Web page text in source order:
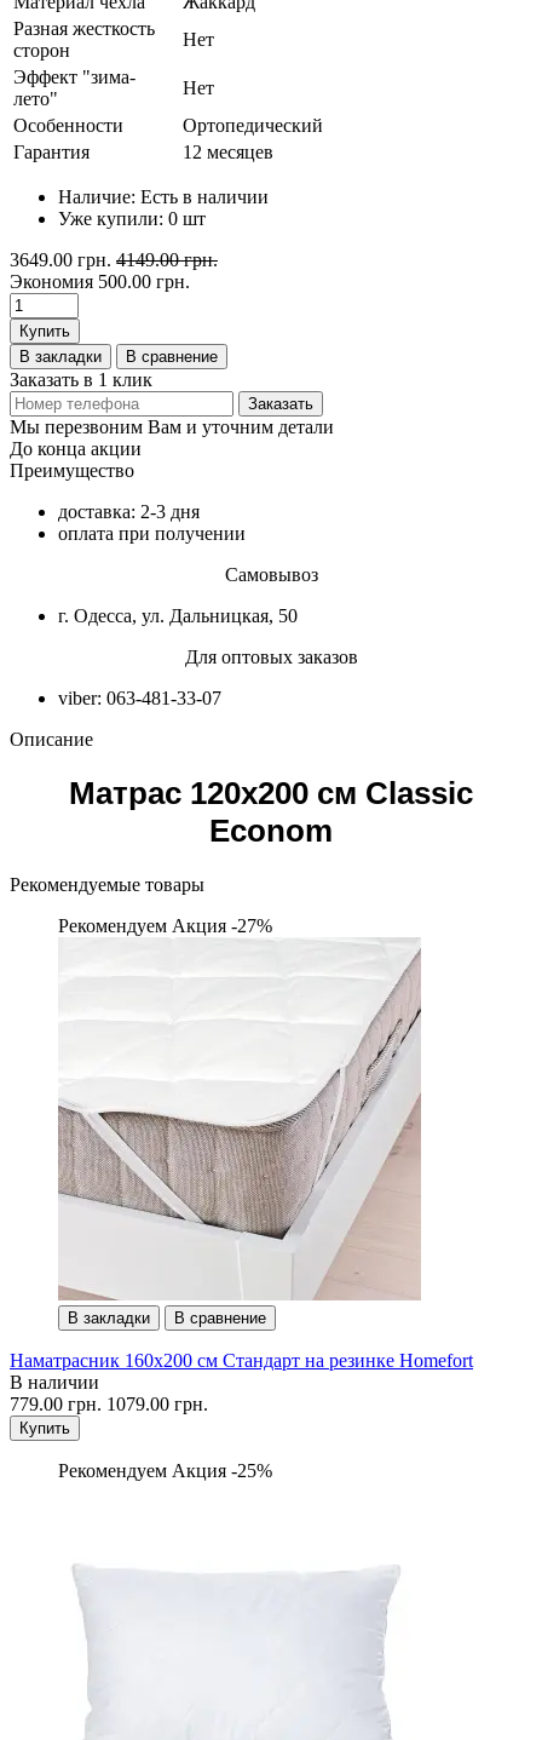
Разная жесткость
сторон
Нет
Эффект "зима-
лето"
Нет
Особенности
Ортопедический
Гарантия
12 месяцев
Наличие: Есть в наличии
Уже купили: 0 шт
3649.00 грн. 4149.00 грн.
Экономия 500.00 грн.
Купить
В закладки
В сравнение
Заказать в 1 клик
Заказать
Мы перезвоним Вам и уточним детали
До конца акции
Преимущество
доставка: 2-3 дня
оплата при получении
Самовывоз
г. Одесса, ул. Дальницкая, 50
Для оптовых заказов
viber: 063-481-33-07
Описание
Матрас 120х200 см Classic
Econom
Рекомендуемые товары
Рекомендуем Акция -27%
В закладки В сравнение
Наматрасник 160х200 см Стандарт на резинке Homefort
В наличии
779.00 грн. 1079.00 грн.
Купить
Рекомендуем Акция -25%